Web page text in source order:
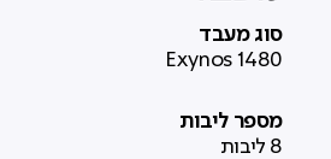
סוג מעבד
Exynos 1480
מספר ליבות
8 ליבות